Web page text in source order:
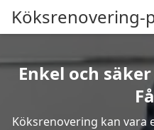
Köksrenovering-
Enkel och
Köksrenovering kan vara